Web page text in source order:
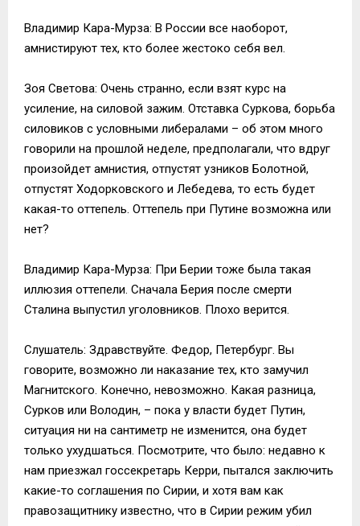
Владимир Кара-Мурза: В России все наоборот,
амнистируют тех, кто более жестоко себя вел.
Зоя Светова: Очень странно, если взят курс на
усиление, на силовой зажим. Отставка Суркова, борьба
силовиков с условными либералами – об этом много
говорили на прошлой неделе, предполагали, что вдруг
произойдет амнистия, отпустят узников Болотной,
отпустят Ходорковского и Лебедева, то есть будет
какая-то оттепель. Оттепель при Путине возможна или
нет?
Владимир Кара-Мурза: При Берии тоже была такая
иллюзия оттепели. Сначала Берия после смерти
Сталина выпустил уголовников. Плохо верится.
Слушатель: Здравствуйте. Федор, Петербург. Вы
говорите, возможно ли наказание тех, кто замучил
Магнитского. Конечно, невозможно. Какая разница,
Сурков или Володин, – пока у власти будет Путин,
ситуация ни на сантиметр не изменится, она будет
только ухудшаться. Посмотрите, что было: недавно к
нам приезжал госсекретарь Керри, пытался заключить
какие-то соглашения по Сирии, и хотя вам как
правозащитнику известно, что в Сирии режим убил